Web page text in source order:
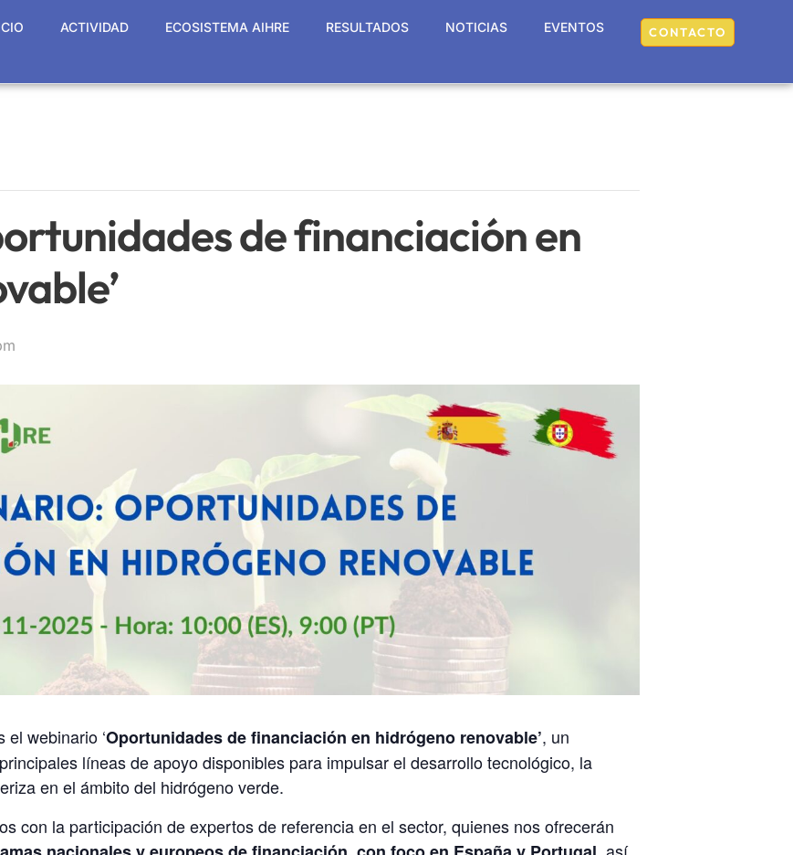
ACTIVIDAD ECOSISTEMA AIHRE RESULTADOS NOTICIAS EVENTOS CONTACTO
de financiación en
webinario ‘Oportunidades de financiación en hidrógeno renovable’, un
líneas de apoyo disponibles para impulsar el desarrollo tecnológico, la
en el ámbito del hidrógeno verde.
con la participación de expertos de referencia en el sector, quienes nos ofrecerán